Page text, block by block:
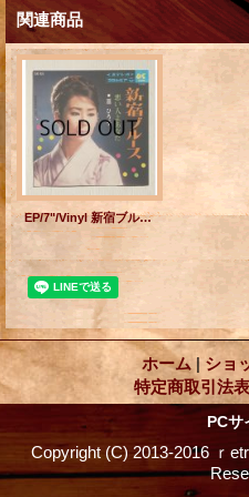
関連商品
EP/7"/Vinyl 新宿ブルース 悪い人よあなた 扇ひろ子 (1967) COLOMBIA
ホーム | ショ
特定商取引法
PCサ
Copyright (C) 2013-2016 ｒ